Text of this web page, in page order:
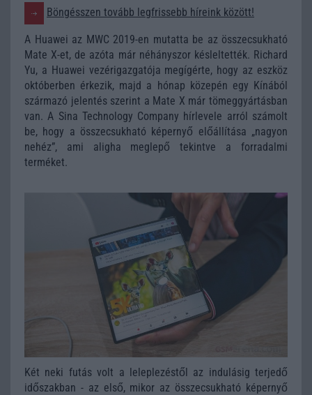
Böngésszen tovább legfrissebb híreink között!
A Huawei az MWC 2019-en mutatta be az összecsukható
Mate X-et, de azóta már néhányszor késleltették. Richard
Yu, a Huawei vezérigazgatója megígérte, hogy az eszköz
októberben érkezik, majd a hónap közepén egy Kínából
származó jelentés szerint a Mate X már tömeggyártásban
van. A Sina Technology Company hírlevele arról számolt
be, hogy a összecsukható képernyő előállítása „nagyon
nehéz”, ami aligha meglepő tekintve a forradalmi
terméket.
Két neki futás volt a leleplezéstől az indulásig terjedő
időszakban - az első, mikor az összecsukható képernyő